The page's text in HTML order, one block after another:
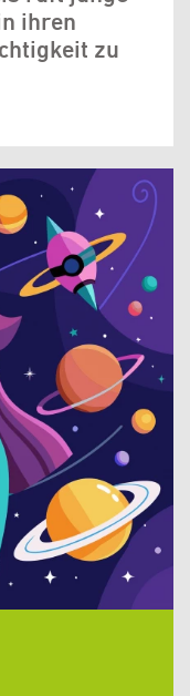
ihren
zu